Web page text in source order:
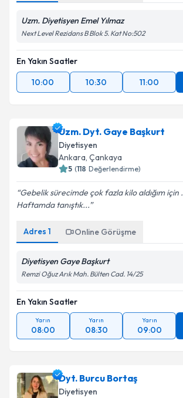
Uzm. Diyetisyen Emel Yılmaz
Next Level Rezidans B Blok 5. Kat No:502
En Yakın Saatler
10:00
10:30 11:00
Uzm. Dyt. Gaye Başkurt
Diyetisyen
Ankara, Çankaya
5 (118 Değerlendirme)
Gebelik sürecimde çok fazla kilo aldığım için .
Haftamda tanıştık...
Adres 1 Online Görüşme
Diyetisyen Gaye Başkurt
Remzi Oğuz Arık Mah. Bülten Cad. 14/25
En Yakın Saatler
Yarın
08:00
Yarın
08:30
Yarın
09:00
Dyt. Burcu Bortaş
Diyetisyen